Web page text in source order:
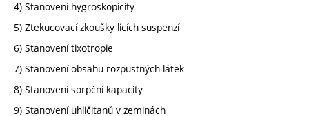
4) Stanovení hygroskopicity
5) Ztekucovací zkoušky licích suspenzí
6) Stanovení tixotropie
7) Stanovení obsahu rozpustných látek
8) Stanovení sorpční kapacity
9) Stanovení uhličitanů v zeminách